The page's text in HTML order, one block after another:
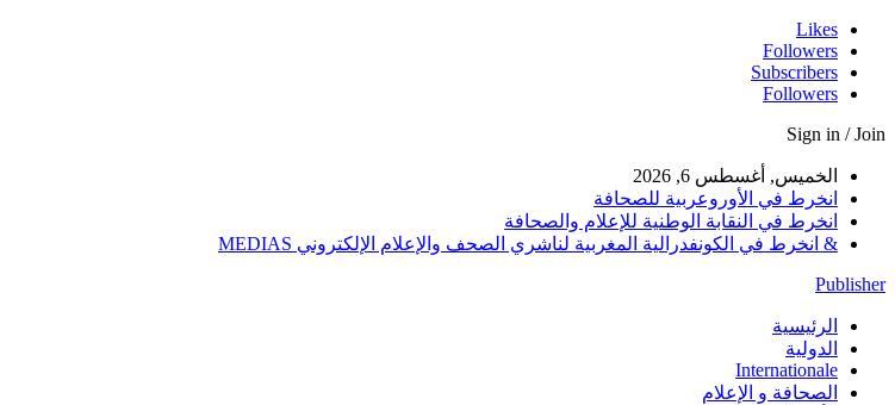
Likes
Followers
Subscribers
Followers
Sign in / Join
الخميس, أغسطس 6, 2026
انخرط في الأوروعربية للصحافة
انخرط في النقابة الوطنية للإعلام والصحافة
& انخرط في الكونفدرالية المغربية لناشري الصحف والإعلام الإلكتروني MEDIAS
Publisher
الرئيسية
الدولية
Internationale
الصحافة و الإعلام